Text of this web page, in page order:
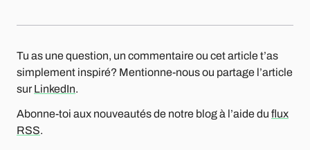
Tu as une question, un commentaire ou cet article t’as
simplement inspiré? Mentionne-nous ou partage l’article
sur LinkedIn.
Abonne-toi aux nouveautés de notre blog à l’aide du flux
RSS.